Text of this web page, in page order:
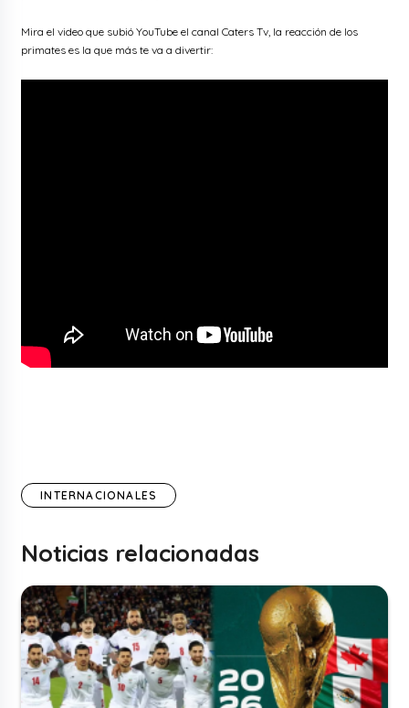
Mira el video que subió YouTube el canal Caters Tv, la reacción de los
primates es la que más te va a divertir:
INTERNACIONALES
Noticias relacionadas